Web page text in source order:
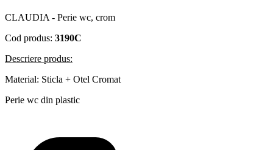
CLAUDIA - Perie wc, crom
Cod produs: 3190C
Descriere produs:
Material: Sticla + Otel Cromat
Perie wc din plastic